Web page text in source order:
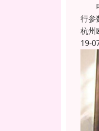
电
行参
杭州
19-